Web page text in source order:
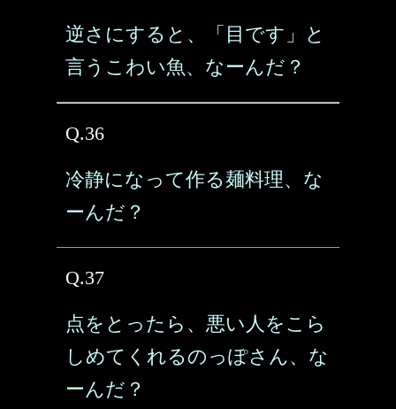
逆さにすると、「目です」と
言うこわい魚、なーんだ？
Q.36
冷静になって作る麺料理、な
ーんだ？
Q.37
点をとったら、悪い人をこら
しめてくれるのっぽさん、な
ーんだ？